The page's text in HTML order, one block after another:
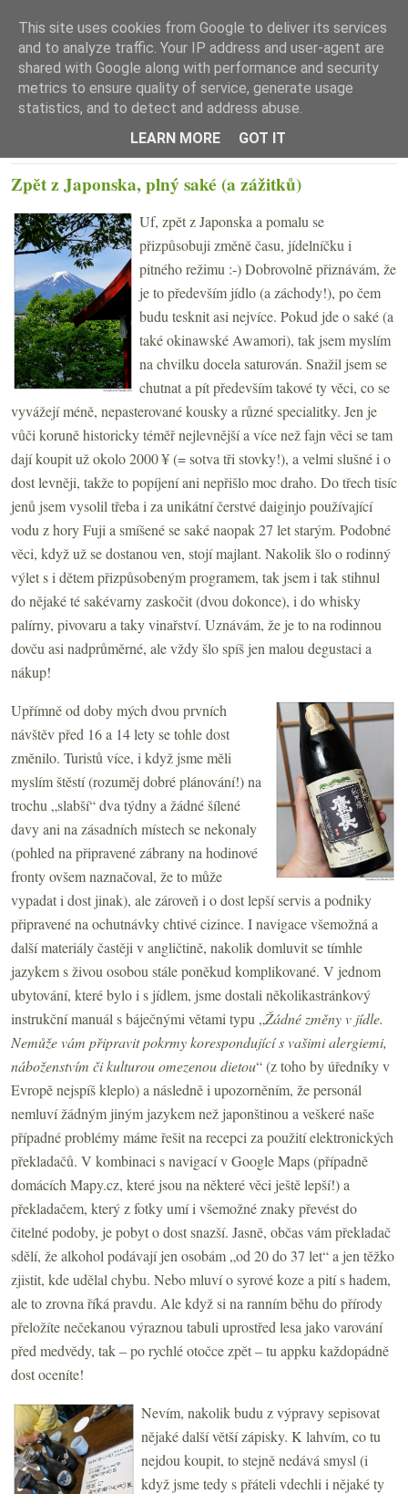
☰ Menu
Zpět z Japonska, plný saké (a zážitků)
Uf, zpět z Japonska a pomalu se
přizpůsobuji změně času, jídelníčku i
pitného režimu :-) Dobrovolně přiznávám, že
je to především jídlo (a záchody!), po čem
budu tesknit asi nejvíce. Pokud jde o saké (a
také okinawské Awamori), tak jsem myslím
na chvilku docela saturován. Snažil jsem se
chutnat a pít především takové ty věci, co se
vyvážejí méně, nepasterované kousky a různé specialitky. Jen je
vůči koruně historicky téměř nejlevnější a více než fajn věci se tam
dají koupit už okolo 2000 ¥ (= sotva tři stovky!), a velmi slušné i o
dost levněji, takže to popíjení ani nepřišlo moc draho. Do třech tisíc
jenů jsem vysolil třeba i za unikátní čerstvé daiginjo používající
vodu z hory Fuji a smíšené se saké naopak 27 let starým. Podobné
věci, když už se dostanou ven, stojí majlant. Nakolik šlo o rodinný
výlet s i dětem přizpůsobeným programem, tak jsem i tak stihnul
do nějaké té sakévarny zaskočit (dvou dokonce), i do whisky
palírny, pivovaru a taky vinařství. Uznávám, že je to na rodinnou
dovču asi nadprůměrné, ale vždy šlo spíš jen malou degustaci a
nákup!
Upřímně od doby mých dvou prvních
návštěv před 16 a 14 lety se tohle dost
změnilo. Turistů více, i když jsme měli
myslím štěstí (rozuměj dobré plánování!) na
trochu „slabší“ dva týdny a žádné šílené
davy ani na zásadních místech se nekonaly
(pohled na připravené zábrany na hodinové
fronty ovšem naznačoval, že to může
vypadat i dost jinak), ale zároveň i o dost lepší servis a podniky
připravené na ochutnávky chtivé cizince. I navigace všemožná a
další materiály častěji v angličtině, nakolik domluvit se tímhle
jazykem s živou osobou stále poněkud komplikované. V jednom
ubytování, které bylo i s jídlem, jsme dostali několikastránkový
instrukční manuál s báječnými větami typu „Žádné změny v jídle.
Nemůže vám připravit pokrmy korespondující s vašimi alergiemi,
náboženstvím či kulturou omezenou dietou“ (z toho by úředníky v
Evropě nejspíš kleplo) a následně i upozorněním, že personál
nemluví žádným jiným jazykem než japonštinou a veškeré naše
případné problémy máme řešit na recepci za použití elektronických
překladačů. V kombinaci s navigací v Google Maps (případně
domácích Mapy.cz, které jsou na některé věci ještě lepší!) a
překladačem, který z fotky umí i všemožné znaky převést do
čitelné podoby, je pobyt o dost snazší. Jasně, občas vám překladač
sdělí, že alkohol podávají jen osobám „od 20 do 37 let“ a jen těžko
zjistit, kde udělal chybu. Nebo mluví o syrové koze a pití s hadem,
ale to zrovna říká pravdu. Ale když si na ranním běhu do přírody
přeložíte nečekanou výraznou tabuli uprostřed lesa jako varování
před medvědy, tak – po rychlé otočce zpět – tu appku každopádně
dost oceníte!
Nevím, nakolik budu z výpravy sepisovat
nějaké další větší zápisky. K lahvím, co tu
nejdou koupit, to stejně nedává smysl (i
když jsme tedy s přáteli vdechli i nějaké ty
This site uses cookies from Google to deliver its services
and to analyze traffic. Your IP address and user-agent are
shared with Google along with performance and security
metrics to ensure quality of service, generate usage
statistics, and to detect and address abuse.
LEARN MORE
GOT IT